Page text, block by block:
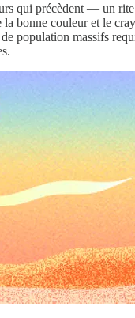
qui précèdent — un
la bonne couleur et le
population massifs